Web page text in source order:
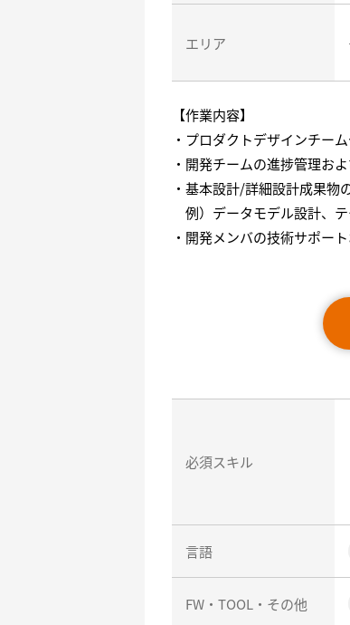
エリア
【作業内容】
・プロダクトデザインチ
・開発チームの進捗管理お
・基本設計/詳細設計成果物
例）データモデル設計、
・開発メンバの技術サポー
必須スキル
言語
FW・TOOL・その他